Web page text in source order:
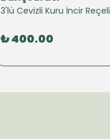
3'lü Cevizli Kuru İncir Reçeli
₺ 400.00